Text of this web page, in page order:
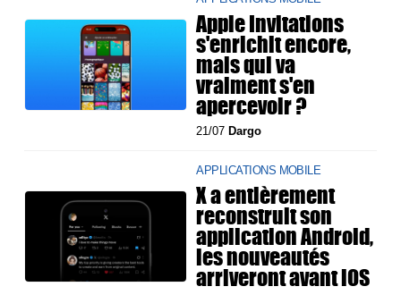
Apple Invitations
s'enrichit encore,
mais qui va
vraiment s'en
apercevoir ?
21/07 Dargo
APPLICATIONS MOBILE
X a entièrement
reconstruit son
application Android,
les nouveautés
arriveront avant iOS